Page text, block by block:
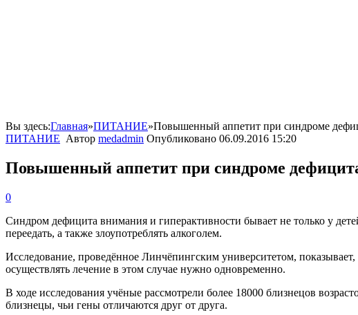
Вы здесь:Главная»ПИТАНИЕ»Повышенный аппетит при синдроме
ПИТАНИЕ Автор medadmin Опубликовано 06.09.2016 15:20
Повышенный аппетит при синдроме
0
Синдром дефицита внимания и гиперактивности бывает не только у
переедать, а также злоупотреблять алкоголем.
Исследование, проведённое Линчёпингским университетом,
осуществлять лечение в этом случае нужно одновременно.
В ходе исследования учёные рассмотрели более 18000 близнецов
близнецы, чьи гены отличаются друг от друга.